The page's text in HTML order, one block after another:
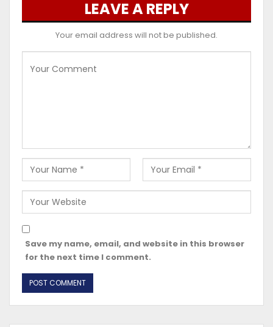
LEAVE A REPLY
Your email address will not be published.
Save my name, email, and website in this browser
for the next time I comment.